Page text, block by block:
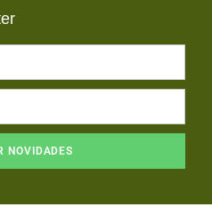
NOVIDADES